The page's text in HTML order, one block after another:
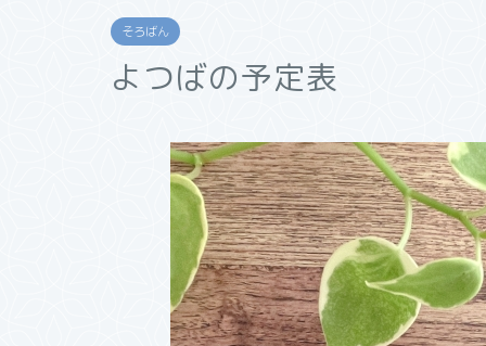
そろばん
よつばの予定表